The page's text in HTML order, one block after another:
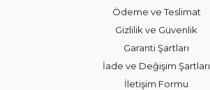
Ödeme ve Teslimat
Gizlilik ve Güvenlik
Garanti Şartları
İade ve Değişim Şartları
İletişim Formu